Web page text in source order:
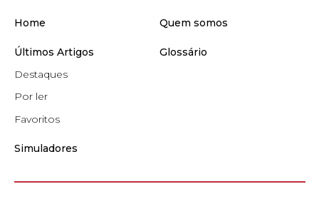
Home Quem somos
Últimos Artigos
Destaques
Por ler
Favoritos
Glossário
Simuladores